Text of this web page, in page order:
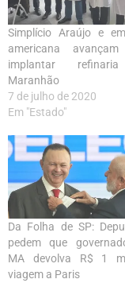
Simplício Araújo e
americana
implantar
Maranhão
7 de julho de 2020
Em "Estado"
Da Folha de SP:
pedem que
MA devolva R$ 1
viagem a Paris